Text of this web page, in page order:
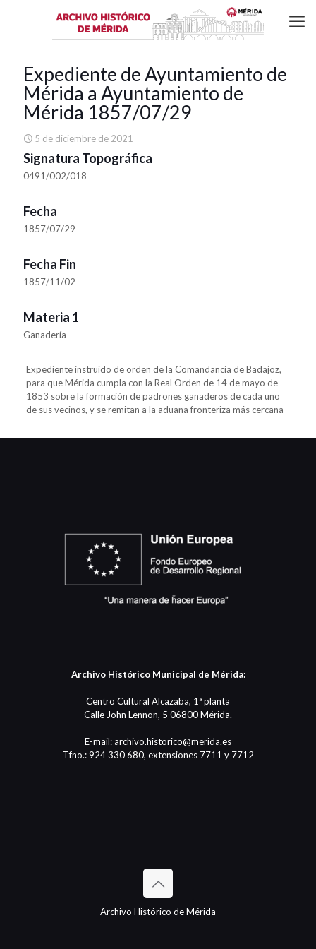
Expediente de Ayuntamiento de
Mérida a Ayuntamiento de
Mérida 1857/07/29
5 de diciembre de 2021
Signatura Topográfica
0491/002/018
Fecha
1857/07/29
Fecha Fin
1857/11/02
Materia 1
Ganadería
Expediente instruído de orden de la Comandancia de Badajoz,
para que Mérida cumpla con la Real Orden de 14 de mayo de
1853 sobre la formación de padrones ganaderos de cada uno
de sus vecinos, y se remitan a la aduana fronteriza más cercana
Archivo Histórico Municipal de Mérida:
Centro Cultural Alcazaba, 1ª planta
Calle John Lennon, 5 06800 Mérida.
E-mail: archivo.historico@merida.es
Tfno.: 924 330 680, extensiones 7711 y 7712
Archivo Histórico de Mérida